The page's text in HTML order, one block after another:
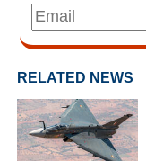
RELATED NEWS